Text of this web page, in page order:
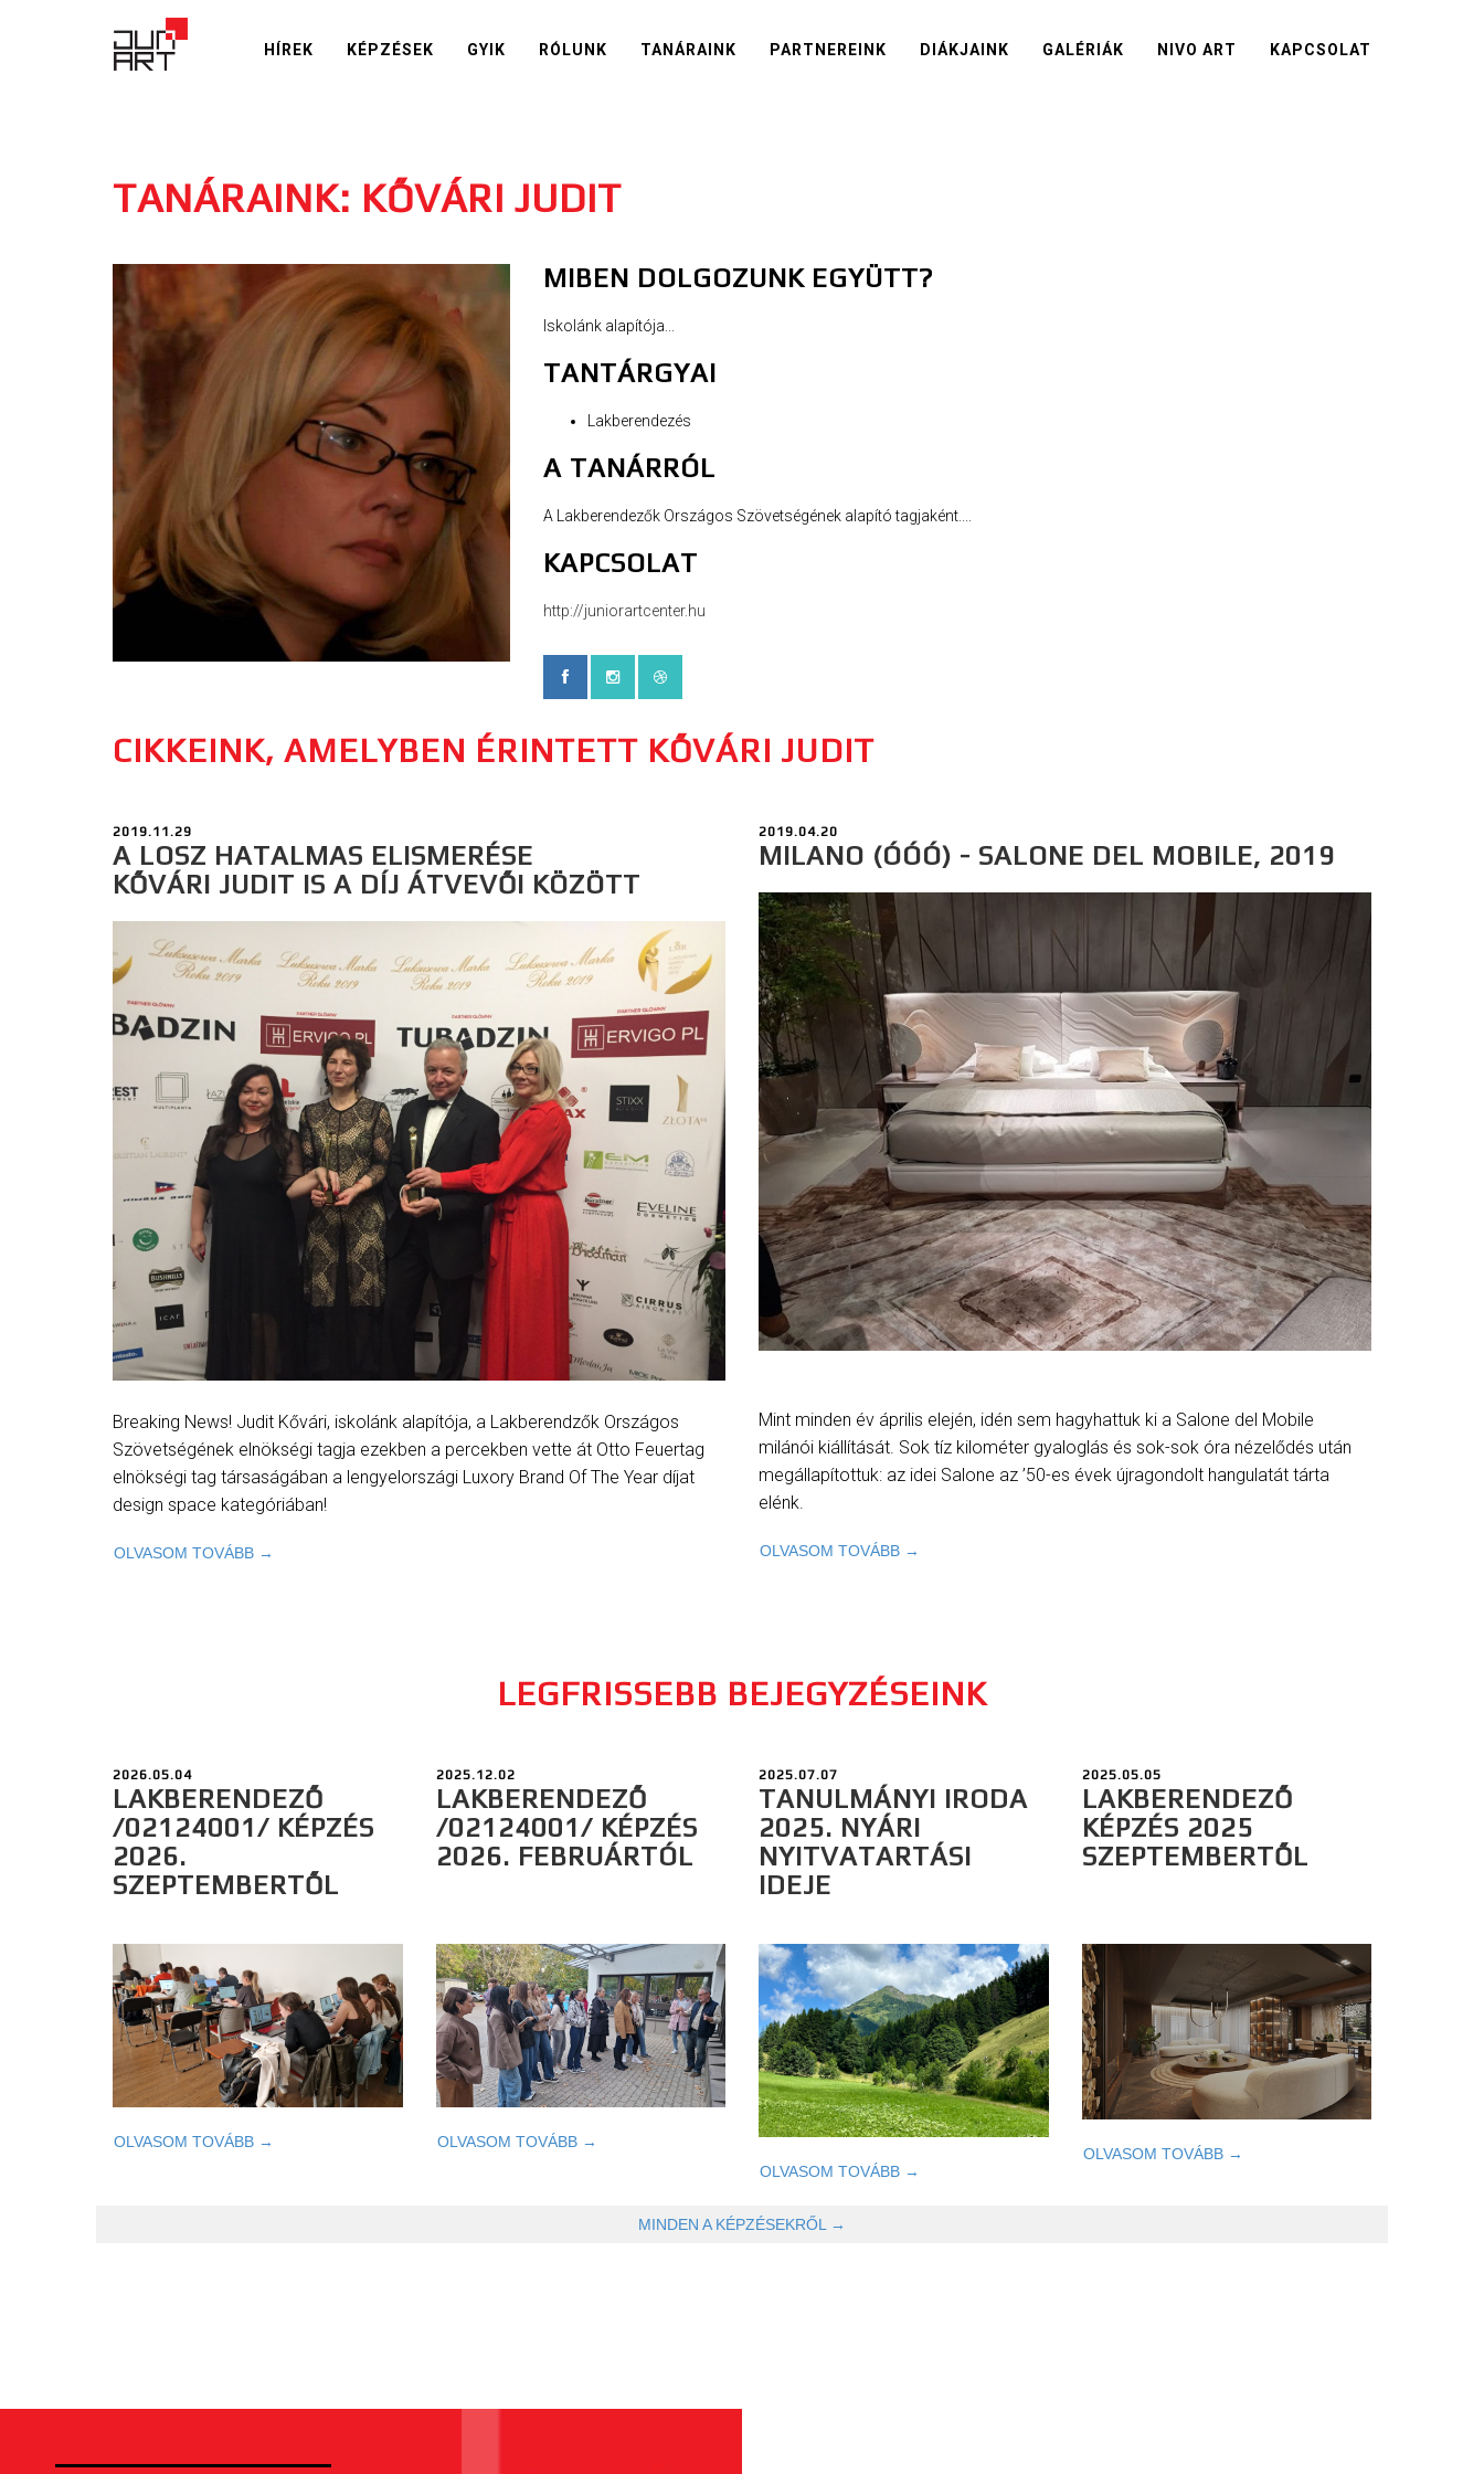
HÍREK KÉPZÉSEK GYIK RÓLUNK TANÁRAINK PARTNEREINK DIÁKJAINK GALÉRIÁK NIVO ART KAPCSOLAT
TANÁRAINK: KŐVÁRI JUDIT
MIBEN DOLGOZUNK EGYÜTT?
Iskolánk alapítója...
TANTÁRGYAI
Lakberendezés
A TANÁRRÓL
A Lakberendezők Országos Szövetségének alapító tagjaként....
KAPCSOLAT
http://juniorartcenter.hu
CIKKEINK, AMELYBEN ÉRINTETT KŐVÁRI JUDIT
2019.11.29
A LOSZ HATALMAS ELISMERÉSE
KŐVÁRI JUDIT IS A DÍJ ÁTVEVŐI KÖZÖTT
Breaking News! Judit Kővári, iskolánk alapítója, a Lakberendzők Országos
Szövetségének elnökségi tagja ezekben a percekben vette át Otto Feuertag
elnökségi tag társaságában a lengyelországi Luxory Brand Of The Year díjat
design space kategóriában!
OLVASOM TOVÁBB →
2019.04.20
MILANO (ÓÓÓ) - SALONE DEL MOBILE, 2019
Mint minden év április elején, idén sem hagyhattuk ki a Salone del Mobile
milánói kiállítását. Sok tíz kilométer gyaloglás és sok-sok óra nézelődés után
megállapítottuk: az idei Salone az ’50-es évek újragondolt hangulatát tárta
elénk.
OLVASOM TOVÁBB →
LEGFRISSEBB BEJEGYZÉSEINK
2026.05.04
LAKBERENDEZŐ
/02124001/ KÉPZÉS
2026.
SZEPTEMBERTŐL
OLVASOM TOVÁBB →
2025.12.02
LAKBERENDEZŐ
/02124001/ KÉPZÉS
2026. FEBRUÁRTÓL
OLVASOM TOVÁBB →
2025.07.07
TANULMÁNYI IRODA
2025. NYÁRI
NYITVATARTÁSI
IDEJE
OLVASOM TOVÁBB →
2025.05.05
LAKBERENDEZŐ
KÉPZÉS 2025
SZEPTEMBERTŐL
OLVASOM TOVÁBB →
MINDEN A KÉPZÉSEKRŐL →